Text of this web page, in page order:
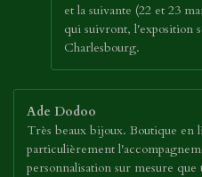
et la suivante (22 et 23
qui suivront, l'exposition
Charlesbourg.
Ade Dodoo
Très beaux bijoux. Boutique
particulièrement
personnalisation sur mesure